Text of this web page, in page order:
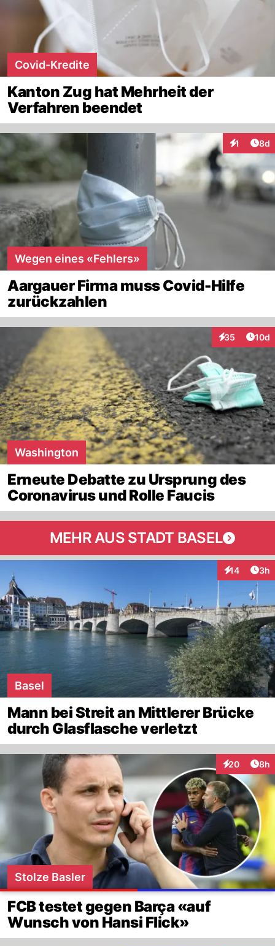
Covid-Kredite
Kanton Zug hat Mehrheit der
Verfahren beendet
1 8d
Wegen eines «Fehlers»
Aargauer Firma muss Covid-Hilfe
zurückzahlen
35
Interaktionen
10d
Washington
Erneute Debatte zu Ursprung des
Coronavirus und Rolle Faucis
MEHR AUS STADT BASEL
14
Interaktionen
3h
Basel
Mann bei Streit an Mittlerer Brücke
durch Glasflasche verletzt
20
Interaktionen
8h
Stolze Basler
FCB testet gegen Barça «auf
Wunsch von Hansi Flick»